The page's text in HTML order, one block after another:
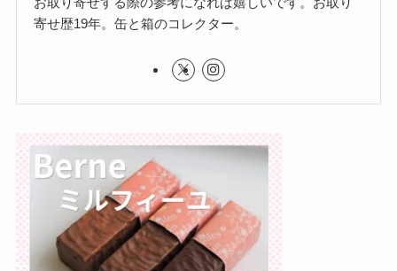
寄せ歴19年。缶と箱のコレクター。